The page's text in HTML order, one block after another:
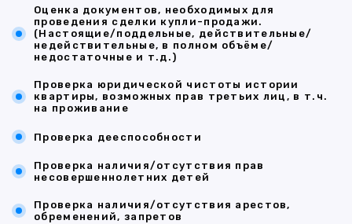
Оценка документов, необходимых для
проведения сделки купли-продажи.
(Настоящие/поддельные, действительные/
недействительные, в полном объёме/
недостаточные и т.д.)
Проверка юридической чистоты истории
квартиры, возможных прав третьих лиц, в т.ч.
на проживание
Проверка дееспособности
Проверка наличия/отсутствия прав
несовершеннолетних детей
Проверка наличия/отсутствия арестов,
обременений, запретов